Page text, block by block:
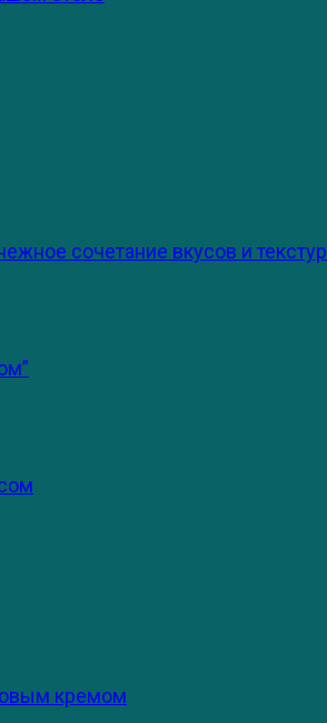
сочетание вкусов и текстур
кремом